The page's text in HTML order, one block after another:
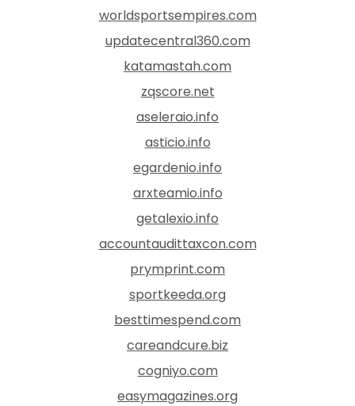
worldsportsempires.com
updatecentral360.com
katamastah.com
zqscore.net
aseleraio.info
asticio.info
egardenio.info
arxteamio.info
getalexio.info
accountaudittaxcon.com
prymprint.com
sportkeeda.org
besttimespend.com
careandcure.biz
cogniyo.com
easymagazines.org